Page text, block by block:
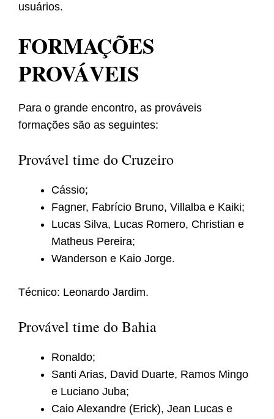
usuários.
FORMAÇÕES
PROVÁVEIS
Para o grande encontro, as prováveis
formações são as seguintes:
Provável time do Cruzeiro
Cássio;
Fagner, Fabrício Bruno, Villalba e Kaiki;
Lucas Silva, Lucas Romero, Christian e
Matheus Pereira;
Wanderson e Kaio Jorge.
Técnico: Leonardo Jardim.
Provável time do Bahia
Ronaldo;
Santi Arias, David Duarte, Ramos Mingo
e Luciano Juba;
Caio Alexandre (Erick), Jean Lucas e